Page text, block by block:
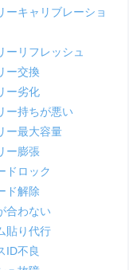
ーキャリブレーショ
ーリフレッシュ
ー交換
ー劣化
ー持ちが悪い
ー最大容量
ー膨張
ドロック
ド解除
合わない
貼り代行
ID不良